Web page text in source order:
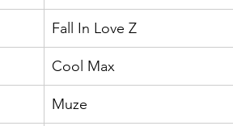
Fall In Love Z
Cool Max
Muze